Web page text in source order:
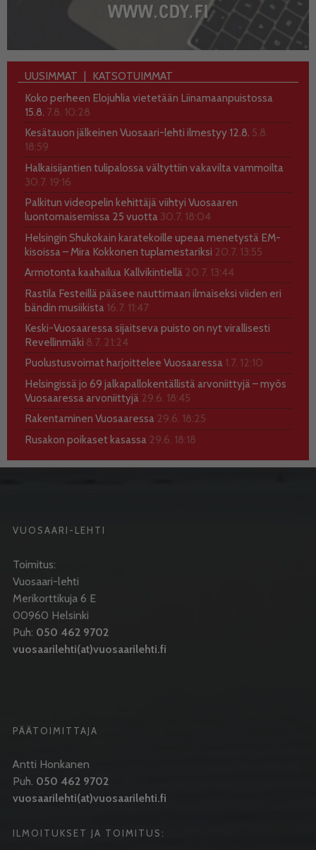
UUSIMMAT
KATSOTUIMMAT
Koko perheen Elojuhlia vietetään Liinamaanpuistossa
15.8. 7.8. 10:28
Kesätauon jälkeinen Vuosaari-lehti ilmestyy 12.8. 5.8.
18:59
Halkaisijantien tulipalossa vältyttiin vakavilta vammoilta
30.7. 19:16
Palkitun videopelin kehittäjä viihtyi Vuosaaren
luontomaisemissa 25 vuotta 30.7. 18:04
Helsingin Shukokain karatekoille upeaa menetystä EM-
kisoissa – Mira Kokkonen tuplamestariksi 20.7. 13:55
Armotonta kaahailua Kallvikintiellä 20.7. 13:44
Rastila Festeillä pääsee nauttimaan ilmaiseksi viiden eri
bändin musiikista 16.7. 11:47
Keski-Vuosaaressa sijaitseva puisto on nyt virallisesti
Revellinmäki 8.7. 21:24
Puolustusvoimat harjoittelee Vuosaaressa 1.7. 12:10
Helsingissä jo 69 jalkapallokentällistä arvoniittyjä – myös
Vuosaaressa arvoniittyjä 29.6. 18:45
Rakentaminen Vuosaaressa 29.6. 18:25
Rusakon poikaset kasassa 29.6. 18:18
VUOSAARI-LEHTI
Toimitus:
Vuosaari-lehti
Merikorttikuja 6 E
00960 Helsinki
Puh: 050 462 9702
vuosaarilehti(at)vuosaarilehti.fi
PÄÄTOIMITTAJA
Antti Honkanen
Puh. 050 462 9702
vuosaarilehti(at)vuosaarilehti.fi
ILMOITUKSET JA TOIMITUS: